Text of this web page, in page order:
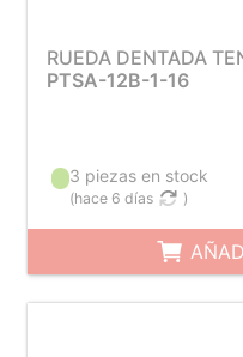
RUEDA DENTADA
PTSA-12B-1-16
3 piezas en stock
(hace 6 días )